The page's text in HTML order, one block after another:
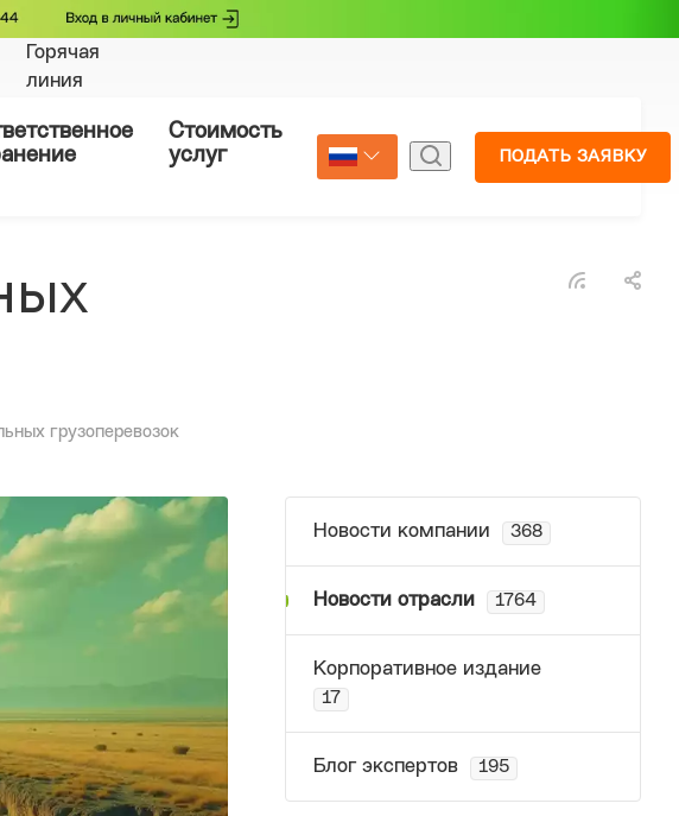
Горячая
линия
Стоимость
услуг
Страхование
Select Language
ПОДАТЬ ЗАЯВКУ
грузоперевозок
Новости компании 368
Новости отрасли 1764
Корпоративное издание
17
Блог экспертов 195